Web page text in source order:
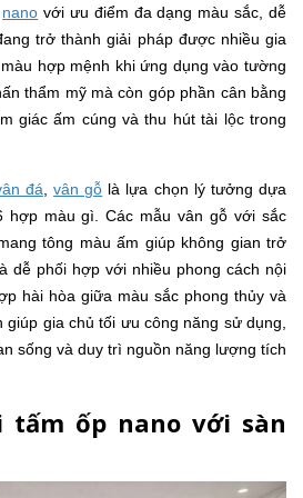
nano với ưu điểm đa dạng màu sắc, dễ
trở thành giải pháp được nhiều gia
hợp mệnh khi ứng dụng vào tường
thẩm mỹ mà còn góp phần cân bằng
giác ấm cúng và thu hút tài lộc trong
đá,vân gỗ là lựa chọn lý tưởng dựa
hợp màu gì. Các mẫu vân gỗ với sắc
tông màu ấm giúp không gian trở
dễ phối hợp với nhiều phong cách nội
hài hòa giữa màu sắc phong thủy và
giúp gia chủ tối ưu công năng sử dụng,
sống và duy trì nguồn năng lượng tích
tấm ốp nano với sàn